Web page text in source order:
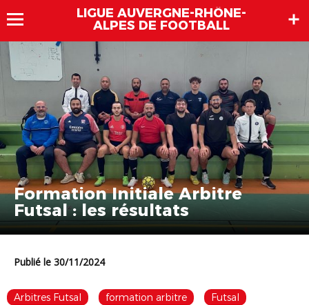
LIGUE AUVERGNE-RHÔNE-
ALPES DE FOOTBALL
Formation Initiale Arbitre
Futsal : les résultats
Publié le 30/11/2024
Arbitres Futsal formation arbitre Futsal